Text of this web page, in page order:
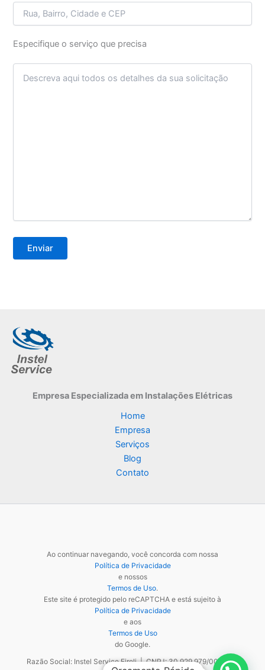
Especifique o serviço que precisa
Empresa Especializadaem Instalações Elétricas
Home
Empresa
Serviços
Blog
Contato
Ao continuar navegando, você concorda com nossa
Política de Privacidade
e nossos
Termos de Uso.
Este site é protegido pelo reCAPTCHA e está sujeito à
Política de Privacidade
e aos
Termos de Uso
do Google.
Razão Social: Instel Service Eireli | CNPJ: 30.929.979/0001-48